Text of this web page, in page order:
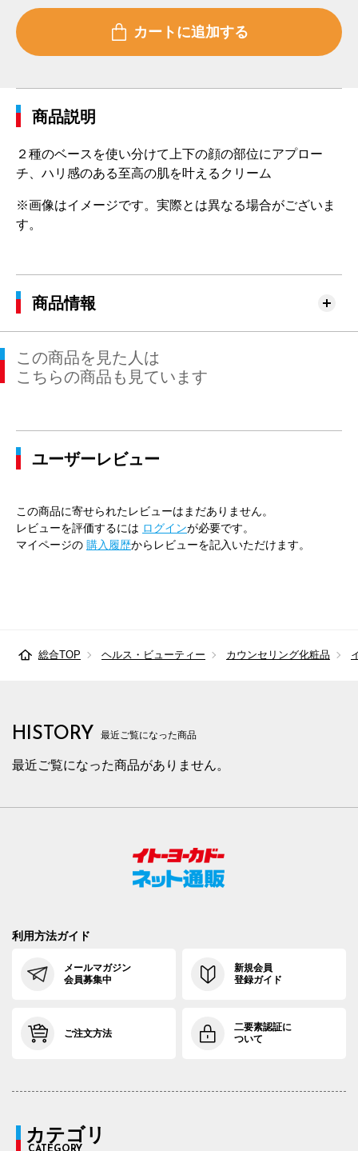
商品説明
２種のベースを使い分けて上下の顔の部位にアプロー
チ、ハリ感のある至高の肌を叶えるクリーム
※画像はイメージです。実際とは異なる場合がございま
す。
商品情報
この商品を見た人は
こちらの商品も見ています
ユーザーレビュー
この商品に寄せられたレビューはまだありません。
レビューを評価するには ログインが必要です。
マイページの 購入履歴からレビューを記入いただけます。
総合TOP ヘルス・ビューティー カウンセリング化粧品
HISTORY 最近ご覧になった商品
最近ご覧になった商品がありません。
利用方法ガイド
メールマガジン
会員募集中
新規会員
登録ガイド
ご注文方法
二要素認証に
ついて
カテゴリ